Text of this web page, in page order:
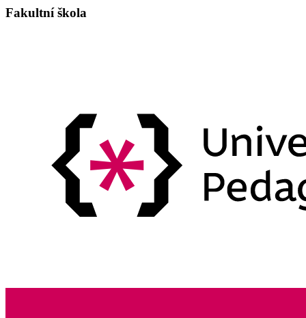
Fakultní škola